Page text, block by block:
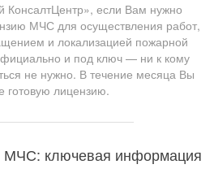
КонсалтЦентр», если Вам нужно
МЧС для осуществления работ,
и локализацией пожарной
и под ключ — ни к кому
не нужно. В течение месяца Вы
готовую лицензию.
МЧС: ключевая информация